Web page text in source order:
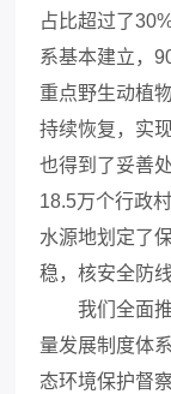
占比超过了
系基本建立，
重点野生动植
持续恢复，实
也得到了妥善
18.5万个行政
水源地划定了
稳，核安全防
我们全面推
量发展制度体
态环境保护督